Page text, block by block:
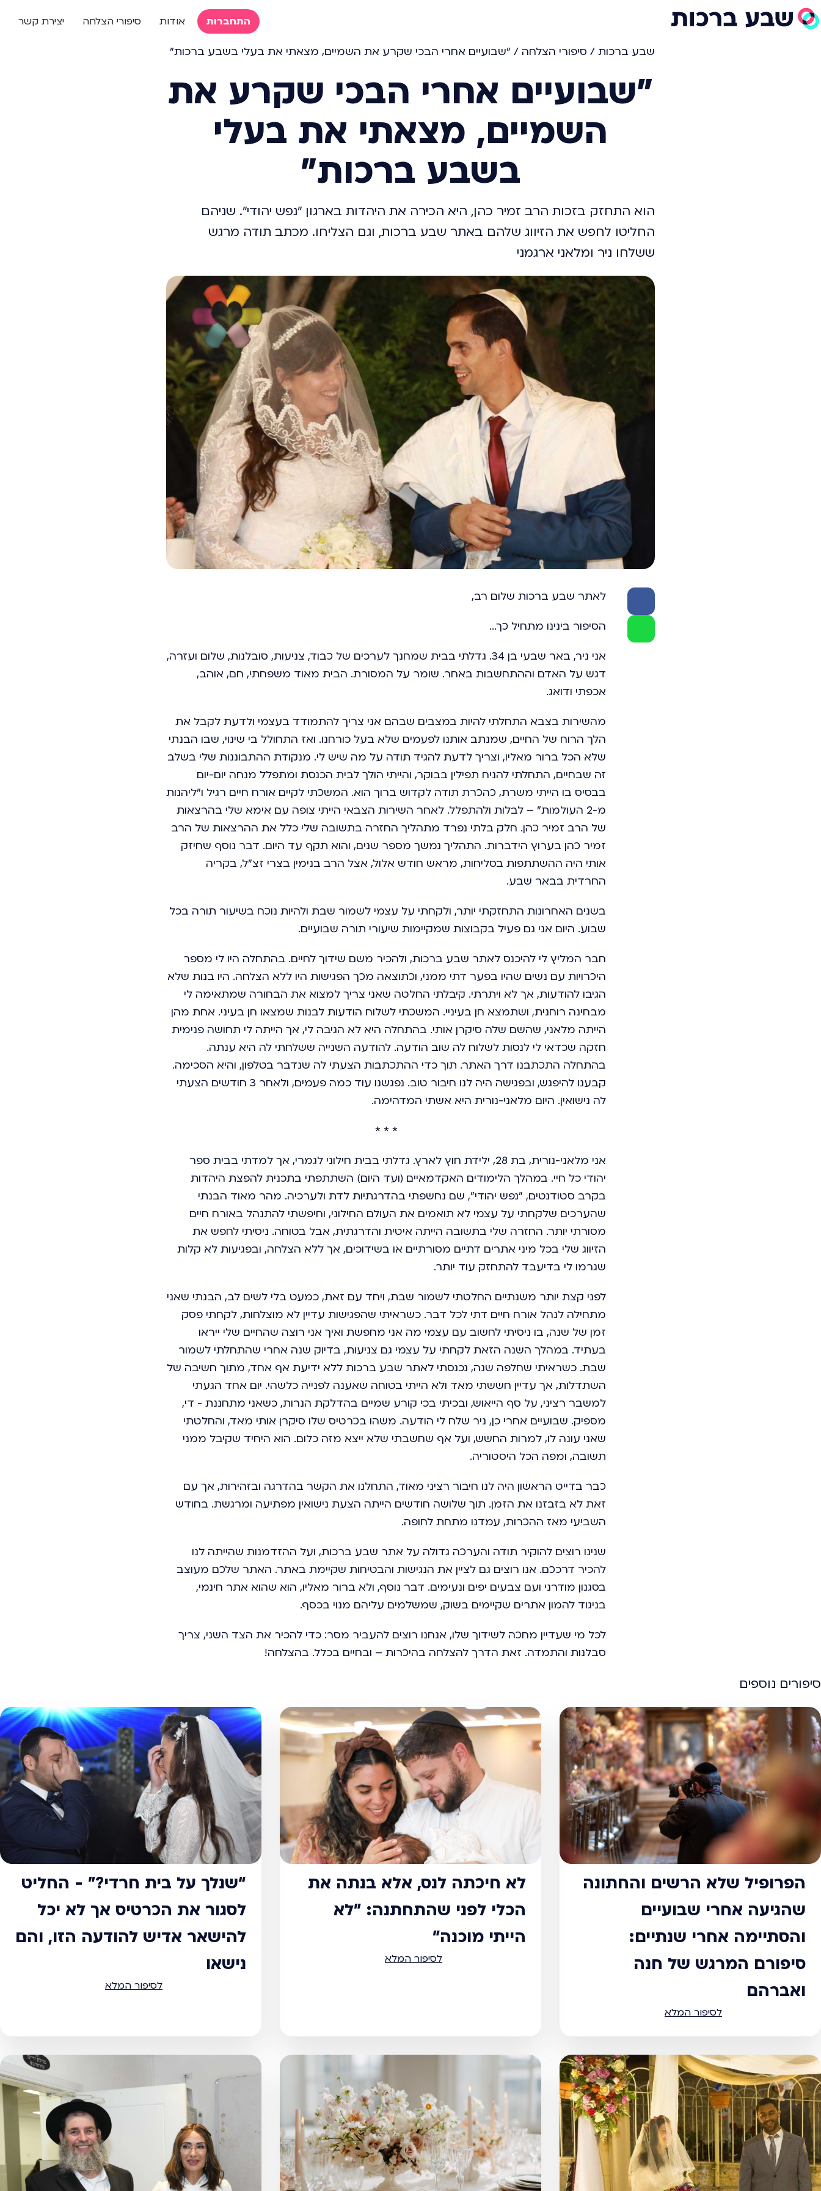
התחברות אודות סיפורי הצלחה יצירת קשר
שבע ברכות / סיפורי הצלחה / "שבועיים אחרי הבכי שקרע את השמיים, מצאתי את בעלי בשבע ברכות"
"שבועיים אחרי הבכי שקרע את
השמיים, מצאתי את בעלי
בשבע ברכות"
הוא התחזק בזכות הרב זמיר כהן, היא הכירה את היהדות בארגון "נפש יהודי". שניהם
החליטו לחפש את הזיווג שלהם באתר שבע ברכות, וגם הצליחו. מכתב תודה מרגש
ששלחו ניר ומלאני ארגמני
לאתר שבע ברכות שלום רב,
הסיפור בינינו מתחיל כך...
אני ניר, באר שבעי בן 34. גדלתי בבית שמחנך לערכים של כבוד, צניעות, סובלנות, שלום ועזרה,
דגש על האדם וההתחשבות באחר. שומר על המסורת. הבית מאוד משפחתי, חם, אוהב,
אכפתי ודואג.
מהשירות בצבא התחלתי להיות במצבים שבהם אני צריך להתמודד בעצמי ולדעת לקבל את
הלך הרוח של החיים, שמנתב אותנו לפעמים שלא בעל כורחנו. ואז התחולל בי שינוי, שבו הבנתי
שלא הכל ברור מאליו, וצריך לדעת להגיד תודה על מה שיש לי. מנקודת ההתבוננות שלי בשלב
זה שבחיים, התחלתי להניח תפילין בבוקר, והייתי הולך לבית הכנסת ומתפלל מנחה יום-יום
בבסיס בו הייתי משרת, כהכרת תודה לקדוש ברוך הוא. המשכתי לקיים אורח חיים רגיל ו"ליהנות
מ-2 העולמות" – לבלות ולהתפלל. לאחר השירות הצבאי הייתי צופה עם אימא שלי בהרצאות
של הרב זמיר כהן. חלק בלתי נפרד מתהליך החזרה בתשובה שלי כלל את ההרצאות של הרב
זמיר כהן בערוץ הידברות. התהליך נמשך מספר שנים, והוא תקף עד היום. דבר נוסף שחיזק
אותי היה ההשתתפות בסליחות, מראש חודש אלול, אצל הרב בנימין בצרי זצ"ל, בקריה
החרדית בבאר שבע.
בשנים האחרונות התחזקתי יותר, ולקחתי על עצמי לשמור שבת ולהיות נוכח בשיעור תורה בכל
שבוע. היום אני גם פעיל בקבוצות שמקיימות שיעורי תורה שבועיים.
חבר המליץ לי להיכנס לאתר שבע ברכות, ולהכיר משם שידוך לחיים. בהתחלה היו לי מספר
היכרויות עם נשים שהיו בפער דתי ממני, וכתוצאה מכך הפגישות היו ללא הצלחה. היו בנות שלא
הגיבו להודעות, אך לא ויתרתי. קיבלתי החלטה שאני צריך למצוא את הבחורה שמתאימה לי
מבחינה רוחנית, ושתמצא חן בעיניי. המשכתי לשלוח הודעות לבנות שמצאו חן בעיני. אחת מהן
הייתה מלאני, שהשם שלה סיקרן אותי. בהתחלה היא לא הגיבה לי, אך הייתה לי תחושה פנימית
חזקה שכדאי לי לנסות לשלוח לה שוב הודעה. להודעה השנייה ששלחתי לה היא ענתה.
בהתחלה התכתבנו דרך האתר. תוך כדי ההתכתבות הצעתי לה שנדבר בטלפון, והיא הסכימה.
קבענו להיפגש, ובפגישה היה לנו חיבור טוב. נפגשנו עוד כמה פעמים, ולאחר 3 חודשים הצעתי
לה נישואין. היום מלאני-נורית היא אשתי המדהימה.
* * *
אני מלאני-נורית, בת 28, ילידת חוץ לארץ. גדלתי בבית חילוני לגמרי, אך למדתי בבית ספר
יהודי כל חיי. במהלך הלימודים האקדמאיים (ועד היום) השתתפתי בתכנית להפצת היהדות
בקרב סטודנטים, "נפש יהודי", שם נחשפתי בהדרגתיות לדת ולערכיה. מהר מאוד הבנתי
שהערכים שלקחתי על עצמי לא תואמים את העולם החילוני, וחיפשתי להתנהל באורח חיים
מסורתי יותר. החזרה שלי בתשובה הייתה איטית והדרגתית, אבל בטוחה. ניסיתי לחפש את
הזיווג שלי בכל מיני אתרים דתיים מסורתיים או בשידוכים, אך ללא הצלחה, ובפגיעות לא קלות
שגרמו לי בדיעבד להתחזק עוד יותר.
לפני קצת יותר משנתיים החלטתי לשמור שבת, ויחד עם זאת, כמעט בלי לשים לב, הבנתי שאני
מתחילה לנהל אורח חיים דתי לכל דבר. כשראיתי שהפגישות עדיין לא מוצלחות, לקחתי פסק
זמן של שנה, בו ניסיתי לחשוב עם עצמי מה אני מחפשת ואיך אני רוצה שהחיים שלי ייראו
בעתיד. במהלך השנה הזאת לקחתי על עצמי גם צניעות, בדיוק שנה אחרי שהתחלתי לשמור
שבת. כשראיתי שחלפה שנה, נכנסתי לאתר שבע ברכות ללא ידיעת אף אחד, מתוך חשיבה של
השתדלות, אך עדיין חששתי מאד ולא הייתי בטוחה שאענה לפנייה כלשהי. יום אחד הגעתי
למשבר רציני, על סף הייאוש, ובכיתי בכי קורע שמיים בהדלקת הנרות, כשאני מתחננת - די,
מספיק. שבועיים אחרי כן, ניר שלח לי הודעה. משהו בכרטיס שלו סיקרן אותי מאד, והחלטתי
שאני עונה לו, למרות החשש, ועל אף שחשבתי שלא ייצא מזה כלום. הוא היחיד שקיבל ממני
תשובה, ומפה הכל היסטוריה.
כבר בדייט הראשון היה לנו חיבור רציני מאוד, התחלנו את הקשר בהדרגה ובזהירות, אך עם
זאת לא בזבזנו את הזמן. תוך שלושה חודשים הייתה הצעת נישואין מפתיעה ומרגשת. בחודש
השביעי מאז ההכרות, עמדנו מתחת לחופה.
שנינו רוצים להוקיר תודה והערכה גדולה על אתר שבע ברכות, ועל ההזדמנות שהייתה לנו
להכיר דרככם. אנו רוצים גם לציין את הנגישות והבטיחות שקיימת באתר. האתר שלכם מעוצב
בסגנון מודרני ועם צבעים יפים ונעימים. דבר נוסף, ולא ברור מאליו, הוא שהוא אתר חינמי,
בניגוד להמון אתרים שקיימים בשוק, שמשלמים עליהם מנוי בכסף.
לכל מי שעדיין מחכה לשידוך שלו, אנחנו רוצים להעביר מסר: כדי להכיר את הצד השני, צריך
סבלנות והתמדה. זאת הדרך להצלחה בהיכרות – ובחיים בכלל. בהצלחה!
סיפורים נוספים
הפרופיל שלא הרשים והחתונה
שהגיעה אחרי שבועיים
והסתיימה אחרי שנתיים:
סיפורם המרגש של חנה
ואברהם
לסיפור המלא
לא חיכתה לנס, אלא בנתה את
הכלי לפני שהתחתנה: "לא
הייתי מוכנה"
לסיפור המלא
“שנלך על בית חרדי?” - החליט
לסגור את הכרטיס אך לא יכל
להישאר אדיש להודעה הזו, והם
נישאו
לסיפור המלא